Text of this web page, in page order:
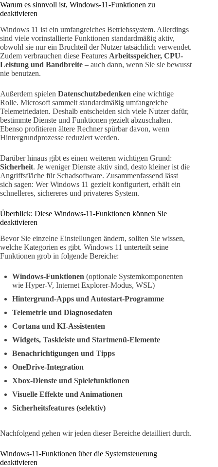
Warum es sinnvoll ist, Windows-11-Funktionen zu
deaktivieren
Windows 11 ist ein umfangreiches Betriebssystem. Allerdings
sind viele vorinstallierte Funktionen standardmäßig aktiv,
obwohl sie nur ein Bruchteil der Nutzer tatsächlich verwendet.
Zudem verbrauchen diese Features Arbeitsspeicher, CPU-
Leistung und Bandbreite – auch dann, wenn Sie sie bewusst
nie benutzen.
Außerdem spielen Datenschutzbedenken eine wichtige
Rolle. Microsoft sammelt standardmäßig umfangreiche
Telemetriedaten. Deshalb entscheiden sich viele Nutzer dafür,
bestimmte Dienste und Funktionen gezielt abzuschalten.
Ebenso profitieren ältere Rechner spürbar davon, wenn
Hintergrundprozesse reduziert werden.
Darüber hinaus gibt es einen weiteren wichtigen Grund:
Sicherheit. Je weniger Dienste aktiv sind, desto kleiner ist die
Angriffsfläche für Schadsoftware. Zusammenfassend lässt
sich sagen: Wer Windows 11 gezielt konfiguriert, erhält ein
schnelleres, sichereres und privateres System.
Überblick: Diese Windows-11-Funktionen können Sie
deaktivieren
Bevor Sie einzelne Einstellungen ändern, sollten Sie wissen,
welche Kategorien es gibt. Windows 11 unterteilt seine
Funktionen grob in folgende Bereiche:
Windows-Funktionen (optionale Systemkomponenten
wie Hyper-V, Internet Explorer-Modus, WSL)
Hintergrund-Apps und Autostart-Programme
Telemetrie und Diagnosedaten
Cortana und KI-Assistenten
Widgets, Taskleiste und Startmenü-Elemente
Benachrichtigungen und Tipps
OneDrive-Integration
Xbox-Dienste und Spielefunktionen
Visuelle Effekte und Animationen
Sicherheitsfeatures (selektiv)
Nachfolgend gehen wir jeden dieser Bereiche detailliert durch.
Windows-11-Funktionen über die Systemsteuerung
deaktivieren